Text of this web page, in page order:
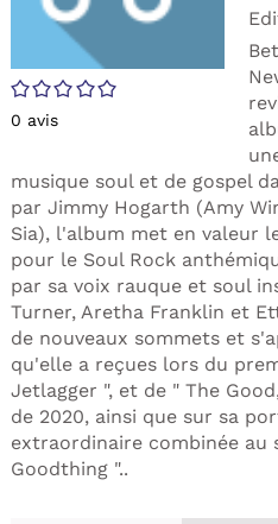
/5
0 avis
musique soul et de gospel
par Jimmy Hogarth (Amy
Sia), l'album met en valeur
pour le Soul Rock
par sa voix rauque et soul
Turner, Aretha Franklin et
de nouveaux sommets et
qu'elle a reçues lors du
Jetlagger ", et de " The
de 2020, ainsi que sur sa
extraordinaire combinée au
Goodthing "..